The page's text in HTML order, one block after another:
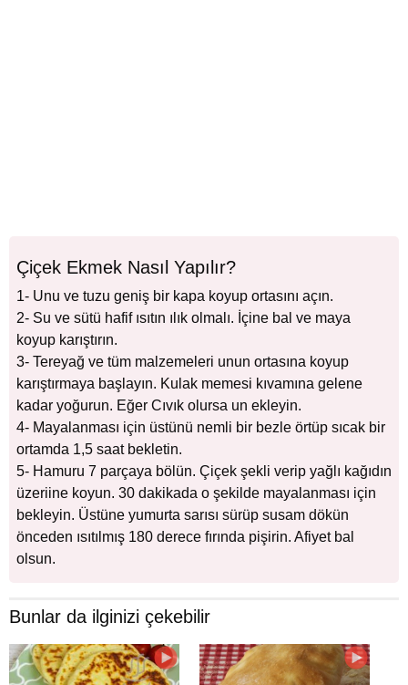
Çiçek Ekmek Nasıl Yapılır?
1- Unu ve tuzu geniş bir kapa koyup ortasını açın.
2- Su ve sütü hafif ısıtın ılık olmalı. İçine bal ve maya
koyup karıştırın.
3- Tereyağ ve tüm malzemeleri unun ortasına koyup
karıştırmaya başlayın. Kulak memesi kıvamına gelene
kadar yoğurun. Eğer Cıvık olursa un ekleyin.
4- Mayalanması için üstünü nemli bir bezle örtüp sıcak bir
ortamda 1,5 saat bekletin.
5- Hamuru 7 parçaya bölün. Çiçek şekli verip yağlı kağıdın
üzeriine koyun. 30 dakikada o şekilde mayalanması için
bekleyin. Üstüne yumurta sarısı sürüp susam dökün
önceden ısıtılmış 180 derece fırında pişirin. Afiyet bal
olsun.
Bunlar da ilginizi çekebilir